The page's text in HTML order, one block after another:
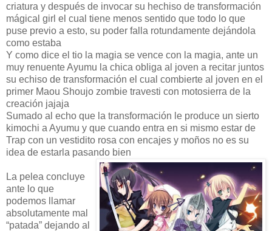
criatura y después de invocar su hechiso de transformación
mágical girl el cual tiene menos sentido que todo lo que
puse previo a esto, su poder falla rotundamente dejándola
como estaba
Y como dice el tio la magia se vence con la magia, ante un
muy renuente Ayumu la chica obliga al joven a recitar juntos
su echiso de transformación el cual combierte al joven en el
primer Maou Shoujo zombie travesti con motosierra de la
creación jajaja
Sumado al echo que la transformación le produce un sierto
kimochi a Ayumu y que cuando entra en si mismo estar de
Trap con un vestidito rosa con encajes y moños no es su
idea de estarla pasando bien
La pelea concluye
ante lo que
podemos llamar
absolutamente mal
“patada” dejando al